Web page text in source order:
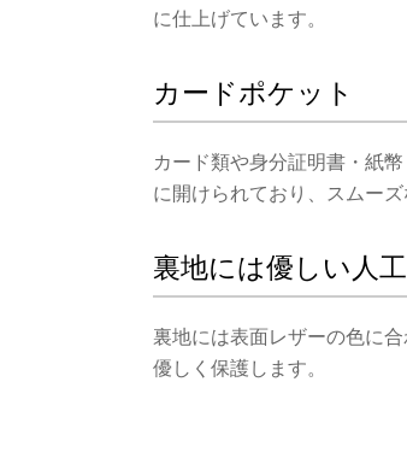
に仕上げています。
カードポケット
カード類や身分証明書・紙
に開けられており、スムー
裏地には優しい人
裏地には表面レザーの色に
優しく保護します。